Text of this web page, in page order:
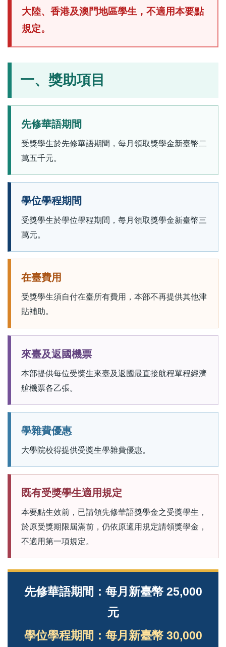
大陸、香港及澳門地區學生，不適用本要點
規定。
一、獎助項目
先修華語期間
受獎學生於先修華語期間，每月領取獎學金新臺幣二
萬五千元。
學位學程期間
受獎學生於學位學程期間，每月領取獎學金新臺幣三
萬元。
在臺費用
受獎學生須自付在臺所有費用，本部不再提供其他津
貼補助。
來臺及返國機票
本部提供每位受獎生來臺及返國最直接航程單程經濟
艙機票各乙張。
學雜費優惠
大學院校得提供受獎生學雜費優惠。
既有受獎學生適用規定
本要點生效前，已請領先修華語獎學金之受獎學生，
於原受獎期限屆滿前，仍依原適用規定請領獎學金，
不適用第一項規定。
先修華語期間：每月新臺幣 25,000
元
學位學程期間：每月新臺幣 30,000